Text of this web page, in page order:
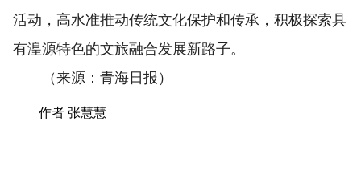
活动，高水准推动传统文化保护和传承，积极探索具
有湟源特色的文旅融合发展新路子。
（来源：青海日报）
作者 张慧慧